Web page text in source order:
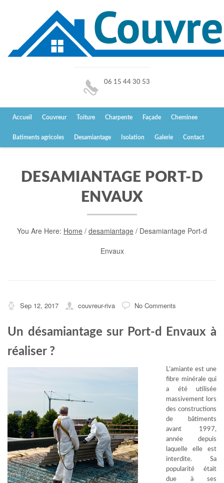
06 15 44 30 53
Accueil Couvreur Toiture Charpente Façade Cheminee
Batiments agricoles Desamiantage Isolation Galerie Contact
DESAMIANTAGE PORT-D
ENVAUX
You Are Here: Home / desamiantage / Desamiantage Port-d
Envaux
Sep 12, 2017 couvreur-riva No Comments
Un désamiantage sur Port-d Envaux à
réaliser ?
L’amiante est une
fibre minérale qui
a été utilisée
massivement lors
des constructions
de bâtiments
avant 1997,
année depuis
laquelle elle est
interdite. Sa
popularité était
due à ses